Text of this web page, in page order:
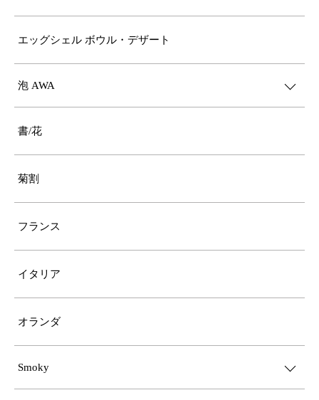
エッグシェル ボウル・デザート
泡 AWA
書/花
菊割
フランス
イタリア
オランダ
Smoky